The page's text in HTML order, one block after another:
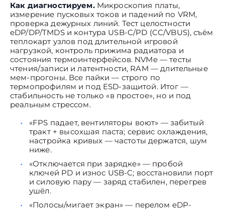
Как диагностируем.Микроскопия платы,
измерение пусковых токов и падений по VRM,
проверка дежурных линий. Тест целостности
eDP/DP/TMDS и контура USB-C/PD (CC/VBUS), съём
теплокарт узлов под длительной игровой
нагрузкой, контроль прижима радиатора и
состояния термоинтерфейсов. NVMe — тесты
чтения/записи и латентности, RAM — длительные
мем-прогоны. Все пайки — строго по
термопрофилям и под ESD-защитой. Итог —
стабильность не только «в простое», но и под
реальным стрессом.
«FPS падает, вентиляторы воют» — забитый
тракт + высохшая паста; сервис охлаждения,
настройка кривых — частоты держатся, шум
ниже.
«Отключается при зарядке» — пробой
ключей PD и износ USB-C; восстановили порт
и силовую пару — заряд стабилен, перегрев
ушёл.
«Полосы/мигает экран» — перелом eDP-